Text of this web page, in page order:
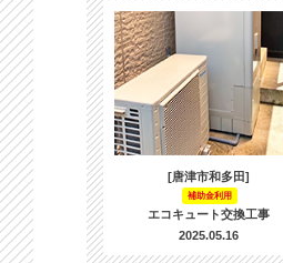
[唐津市和多田]
補助金利用
エコキュート交換工事
2025.05.16